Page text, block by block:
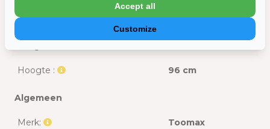
Diepte:
Hoogte : 96 cm
Algemeen
Merk: Toomax
Customize
Accept all